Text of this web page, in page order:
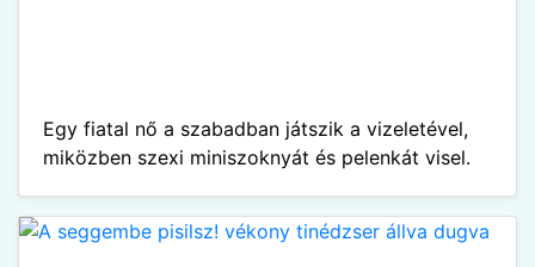
Egy fiatal nő a szabadban játszik a vizeletével,
miközben szexi miniszoknyát és pelenkát visel.